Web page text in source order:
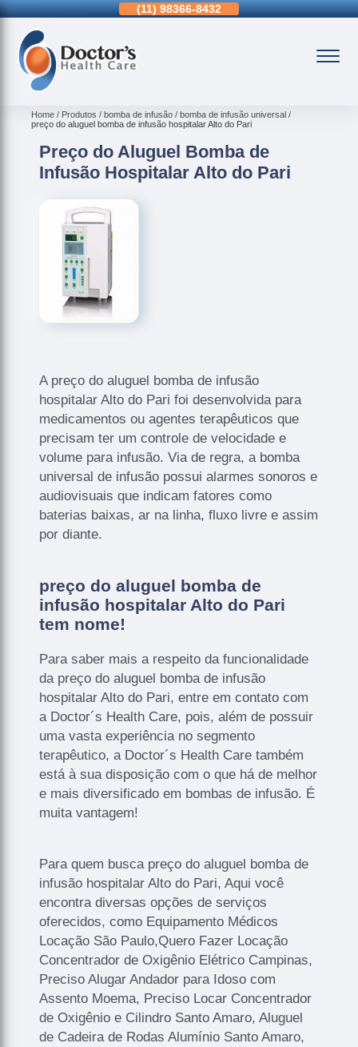
3963-0036 (11) 98366-8432 (15)3326-9334
Home Produtos bomba de infusão
bomba de infusão universal
preço do aluguel bomba de infusão hospitalar Alto do Pari
Preço do Aluguel Bomba de
Infusão Hospitalar Alto do Pari
A preço do aluguel bomba de infusão
hospitalar Alto do Pari foi desenvolvida para
medicamentos ou agentes terapêuticos que
precisam ter um controle de velocidade e
volume para infusão. Via de regra, a bomba
universal de infusão possui alarmes sonoros e
audiovisuais que indicam fatores como
baterias baixas, ar na linha, fluxo livre e assim
por diante.
preço do aluguel bomba de
infusão hospitalar Alto do Pari
tem nome!
Para saber mais a respeito da funcionalidade
da preço do aluguel bomba de infusão
hospitalar Alto do Pari, entre em contato com
a Doctor´s Health Care, pois, além de possuir
uma vasta experiência no segmento
terapêutico, a Doctor´s Health Care também
está à sua disposição com o que há de melhor
e mais diversificado em bombas de infusão. É
muita vantagem!
Para quem busca preço do aluguel bomba de
infusão hospitalar Alto do Pari, Aqui você
encontra diversas opções de serviços
oferecidos, como Equipamento Médicos
Locação São Paulo,Quero Fazer Locação
Concentrador de Oxigênio Elétrico Campinas,
Preciso Alugar Andador para Idoso com
Assento Moema, Preciso Locar Concentrador
de Oxigênio e Cilindro Santo Amaro, Aluguel
de Cadeira de Rodas Alumínio Santo Amaro,